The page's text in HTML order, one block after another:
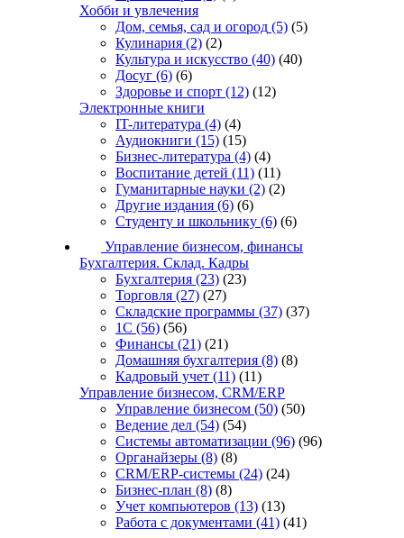
Хобби и увлечения
Дом, семья, сад и огород (5) (5)
Кулинария (2) (2)
Культура и искусство (40) (40)
Досуг (6) (6)
Здоровье и спорт (12) (12)
Электронные книги
IT-литература (4) (4)
Аудиокниги (15) (15)
Бизнес-литература (4) (4)
Воспитание детей (11) (11)
Гуманитарные науки (2) (2)
Другие издания (6) (6)
Студенту и школьнику (6) (6)
Управление бизнесом, финансы
Бухгалтерия. Склад. Кадры
Бухгалтерия (23) (23)
Торговля (27) (27)
Складские программы (37) (37)
1С (56) (56)
Финансы (21) (21)
Домашняя бухгалтерия (8) (8)
Кадровый учет (11) (11)
Управление бизнесом, CRM/ERP
Управление бизнесом (50) (50)
Ведение дел (54) (54)
Системы автоматизации (96) (96)
Органайзеры (8) (8)
CRM/ERP-системы (24) (24)
Бизнес-план (8) (8)
Учет компьютеров (13) (13)
Работа с документами (41) (41)